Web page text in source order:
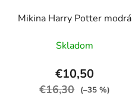
Mikina Harry Potter modrá
Skladom
€10,50
€16,30 (–35 %)